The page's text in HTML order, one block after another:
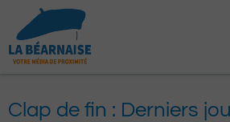
contenu
Clap de fin : Derniers